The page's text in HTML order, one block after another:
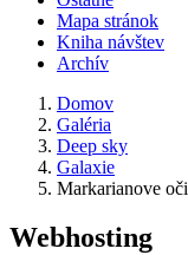
Mapa stránok
Kniha návštev
Archív
Domov
Galéria
Deep sky
Galaxie
Markarianove oči
Webhosting